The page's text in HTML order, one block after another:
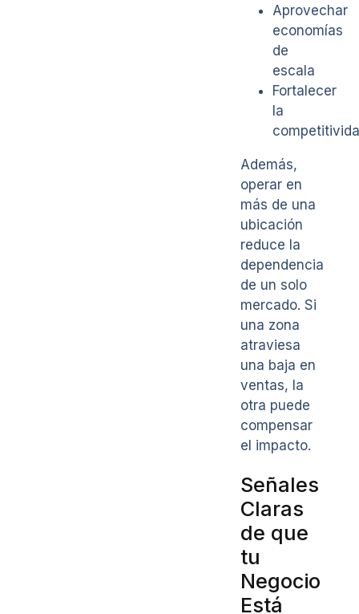
Aprovechar
economías
de
escala
Fortalecer
la
Además,
operar en
más de una
ubicación
reduce la
dependencia
de un solo
mercado. Si
una zona
atraviesa
una baja en
ventas, la
otra puede
compensar
el impacto.
Señales
Claras
de que
tu
Negocio
Está